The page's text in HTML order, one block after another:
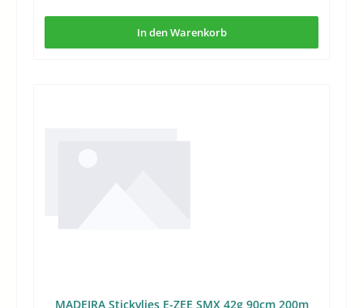
In den Warenkorb
MADEIRA Stickvlies E-ZEE SMX 42g 90cm 200m